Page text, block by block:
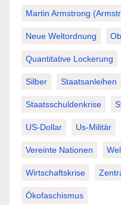
Martin Armstrong
Neue Weltordnung
Quantitative Lockerung
Silber Staatsanleihen
Staatsschuldenkrise
US-Dollar Us-Militär
Vereinte Nationen
Wirtschaftskrise
Ökofaschismus